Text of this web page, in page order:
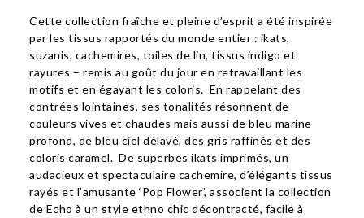
Cette collection fraîche et pleine d’esprit a été inspirée
par les tissus rapportés du monde entier : ikats,
suzanis, cachemires, toiles de lin, tissus indigo et
rayures – remis au goût du jour en retravaillant les
motifs et en égayant les coloris. En rappelant des
contrées lointaines, ses tonalités résonnent de
couleurs vives et chaudes mais aussi de bleu marine
profond, de bleu ciel délavé, des gris raffinés et des
coloris caramel. De superbes ikats imprimés, un
audacieux et spectaculaire cachemire, d’élégants tissus
rayés et l’amusante ‘Pop Flower’, associent la collection
de Echo à un style ethno chic décontracté, facile à